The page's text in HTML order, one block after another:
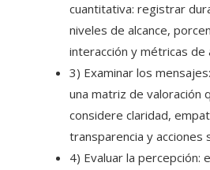
cuantitativa: registrar
niveles de alcance,
interacción y métricas de
3) Examinar los
una matriz de valoración
considere claridad,
transparencia y acciones
4) Evaluar la percepción: